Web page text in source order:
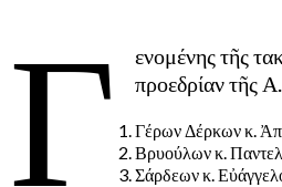
Γ
ενομένης τῆς
προεδρίαν τῆς
Γέρων Δέρκων κ.
Βρυούλων κ.
Σάρδεων κ.